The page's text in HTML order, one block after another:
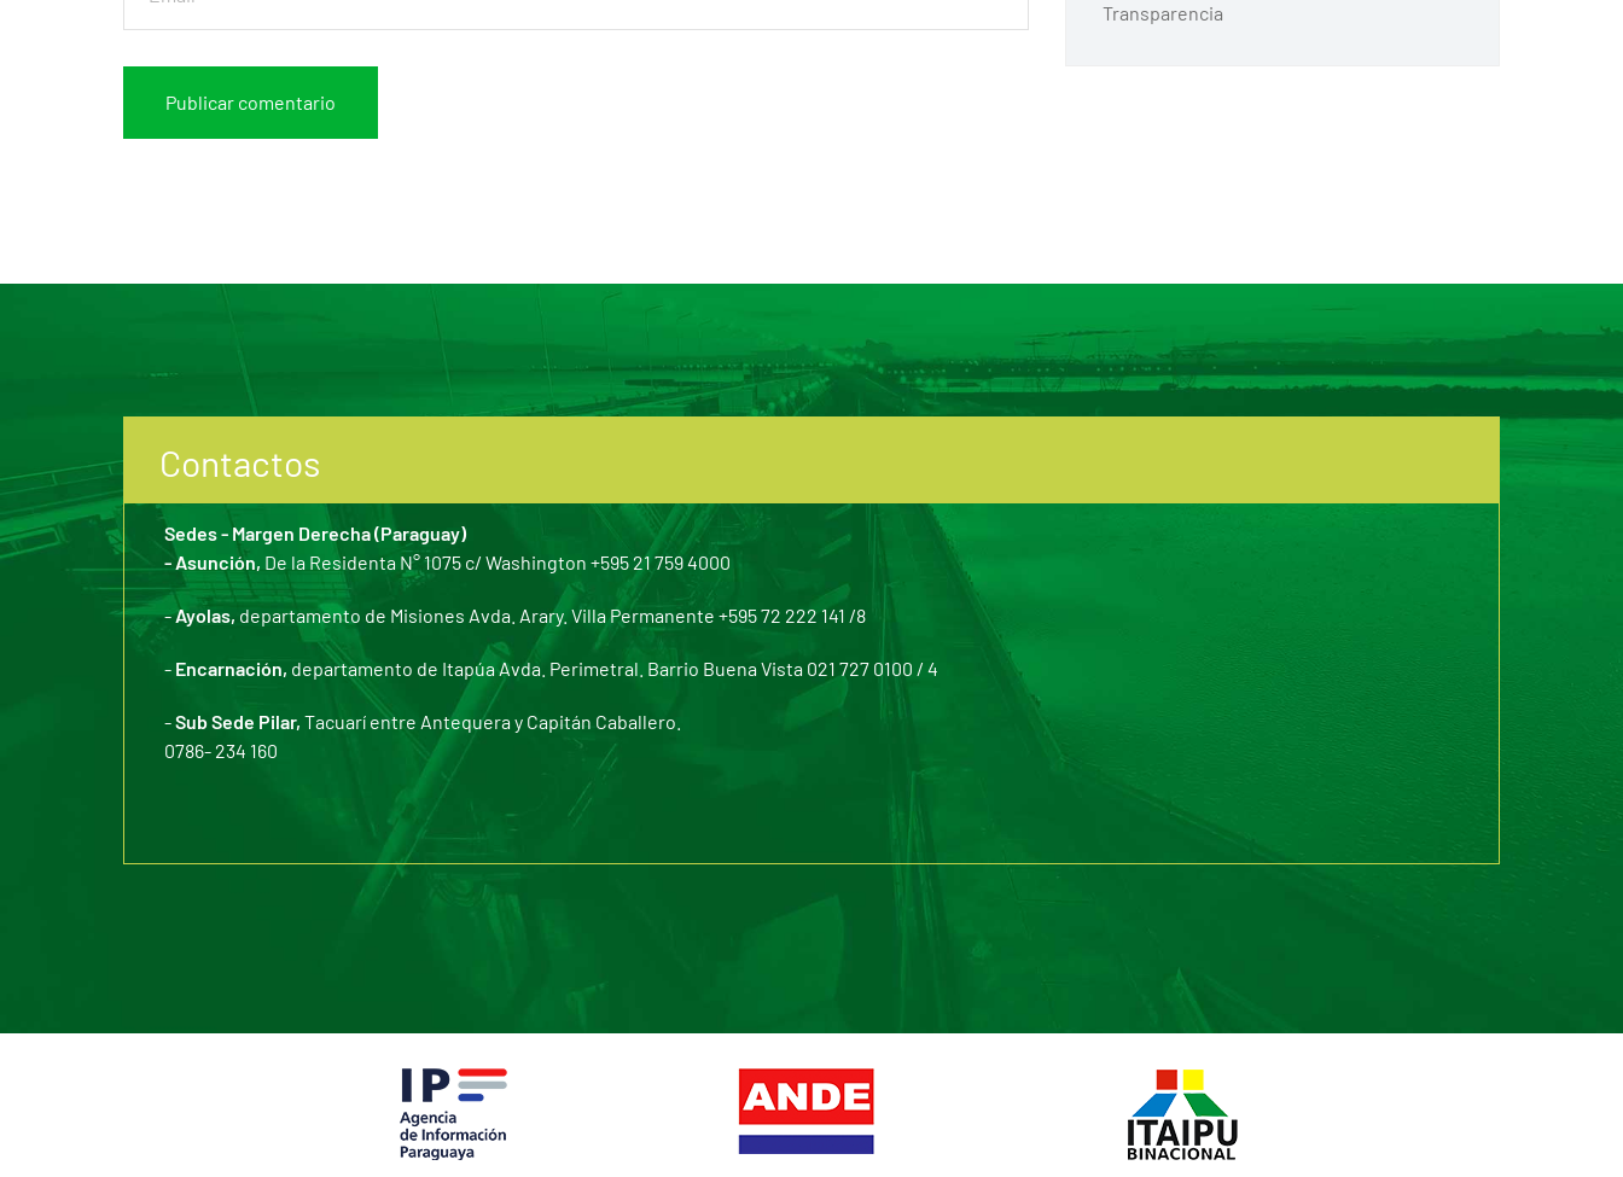
Transparencia
Contactos
Sedes - Margen Derecha (Paraguay)
- Asunción, De la Residenta N° 1075 c/ Washington +595 21 759 4000
-Ayolas, departamento de Misiones Avda. Arary. Villa Permanente +595 72 222 141 /8
- Encarnación, departamento de Itapúa Avda. Perimetral. Barrio Buena Vista 021 727 0100 / 4
-Sub Sede Pilar, Tacuarí entre Antequera y Capitán Caballero.
0786- 234 160